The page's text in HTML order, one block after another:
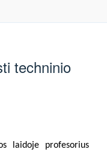
techninio
laidoje profesorius